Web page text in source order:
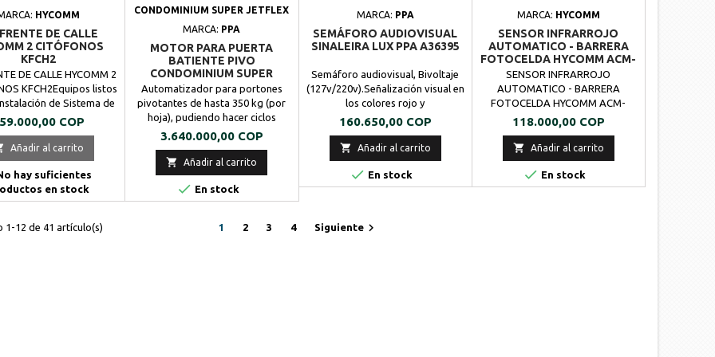
HYCOMM
DE CALLE
2 CITÓFONOS
KFCH2
DE CALLE HYCOMM 2
KFCH2Equipos listos
de Sistema de
Sencillo para casas,
u oficinas, incluye el
calle y fuente de poder
COP
Añadir al carrito
hay suficientes
en stock
CONDOMINIUM SUPER JETFLEX
MARCA: PPA
MOTOR PARA PUERTA
BATIENTE PIVO
CONDOMINIUM SUPER
JETFLEX DOBLE HOJA 3.5M
350KG PPA
Automatizador para portones
pivotantes de hasta 350 kg (por
hoja), pudiendo hacer ciclos
continuos (apertura y cierre) con
extrema rapidez y precisión.
Posee émbolo en acero
inoxidable, lo que permite
movimientos suaves y precisos,
garantizando mayor durabilidad
a partir de 2.5 segundos.Mayor
Precio
3.640.000,00 COP
 Añadir al carrito
 En stock
MARCA: PPA
SEMÁFORO AUDIOVISUAL
SINALEIRA LUX PPA A36395
Semáforo audiovisual, Bivoltaje
(127v/220v).Señalización visual en
los colores rojo y
amarillo.Señalización sonora
(Bruzzer) con volumen
ajustable.Sensor de identificación
de día/noche.Requiere módulo
rele (A02034).
Precio
160.650,00 COP
 Añadir al carrito
 En stock
MARCA: HYCOMM
SENSOR INFRARROJO
AUTOMATICO - BARRERA
FOTOCELDA HYCOMM ACM-
609
SENSOR INFRARROJO
AUTOMATICO - BARRERA
FOTOCELDA HYCOMM ACM-
609Sensor o detector de haz
simple se utiliza para deslizar la
puerta automática, la puerta de la
bobina , la puerta del garaje
windows, etc.Consta de un
transmisor y receptor, y el
Precio
118.000,00 COP
 Añadir al carrito
 En stock
1-12 de 41 artículo(s) 1 2 3 4 Siguiente 